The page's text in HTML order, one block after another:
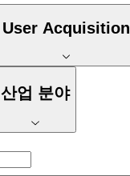
User Acquisition
산업 분야